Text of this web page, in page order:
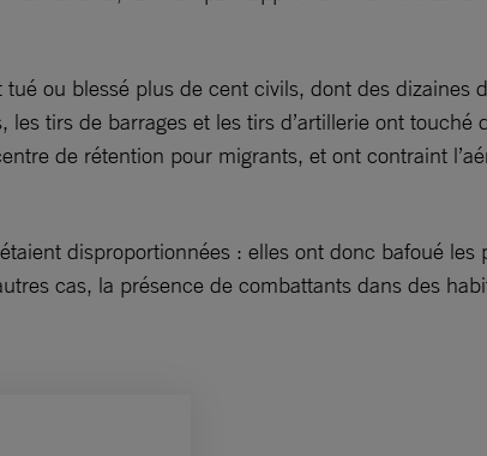
ou blessé plus de cent civils, dont des
tirs de barrages et les tirs d’artillerie ont
de rétention pour migrants, et ont contraint
disproportionnées : elles ont donc bafoué
cas, la présence de combattants dans des